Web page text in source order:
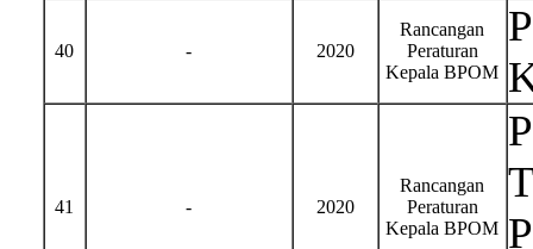
40 - 2020
Rancangan
Peraturan
Kepala BPOM
41 - 2020
Rancangan
Peraturan
Kepala BPOM